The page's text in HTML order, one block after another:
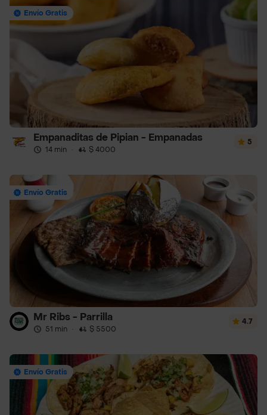
Envío Gratis
Empanaditas de Pipian - Empanadas
14 min · $ 4000
5
Envío Gratis
Mr Ribs - Parrilla
51 min · $ 5500
4.7
Envío Gratis